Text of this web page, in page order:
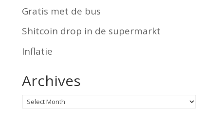
Gratis met de bus
Shitcoin drop in de supermarkt
Inflatie
Archives
Archives